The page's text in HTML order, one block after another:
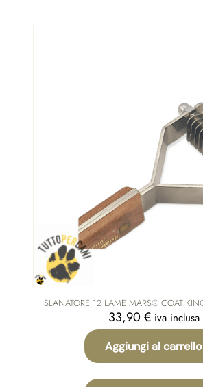
SLANATORE 12 LAME MARS® COAT
33,90 € iva inclusa
Aggiungi al carrello